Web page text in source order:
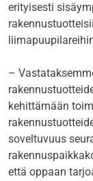
erityisesti
–
kehittämään
soveltuvuus
että oppaan